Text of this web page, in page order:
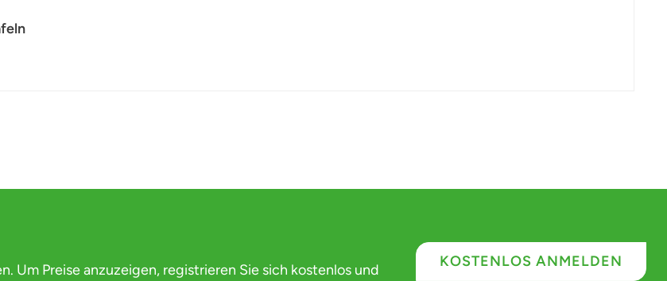
Um Preise anzuzeigen, registrieren Sie sich kostenlos und
KOSTENLOS ANMELDEN